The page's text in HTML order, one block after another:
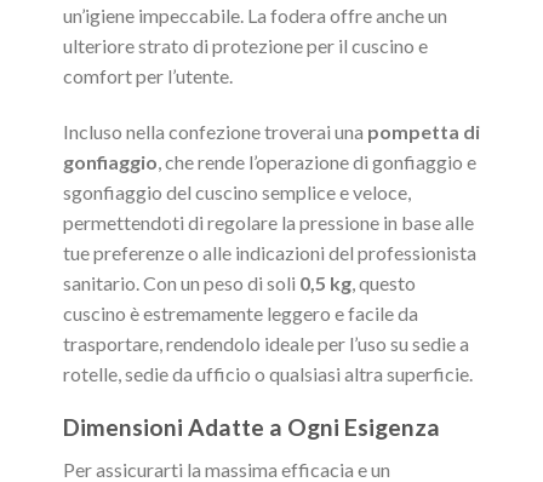
un’igiene impeccabile. La fodera offre anche un
ulteriore strato di protezione per il cuscino e
comfort per l’utente.
Incluso nella confezione troverai una pompetta di
gonfiaggio , che rende l’operazione di gonfiaggio e
sgonfiaggio del cuscino semplice e veloce,
permettendoti di regolare la pressione in base alle
tue preferenze o alle indicazioni del professionista
sanitario. Con un peso di soli 0,5 kg, questo
cuscino è estremamente leggero e facile da
trasportare, rendendolo ideale per l’uso su sedie a
rotelle, sedie da ufficio o qualsiasi altra superficie.
Dimensioni Adatte a Ogni Esigenza
Per assicurarti la massima efficacia e un